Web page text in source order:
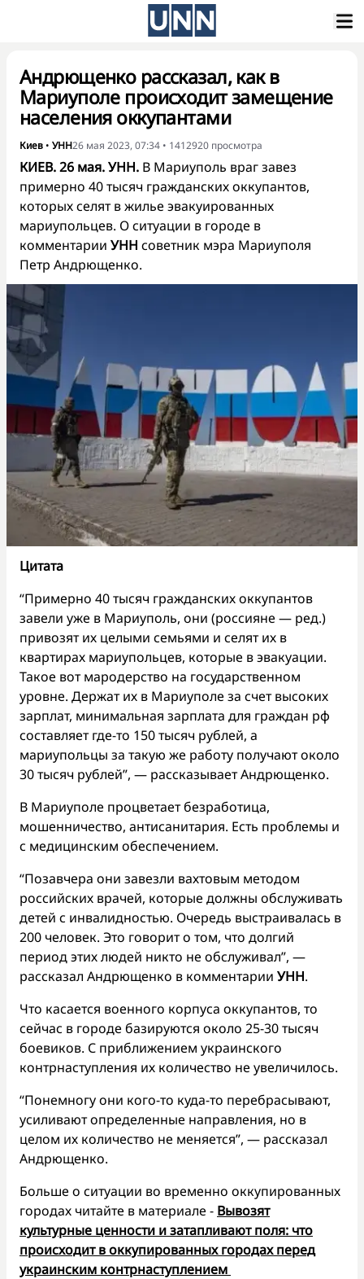
Андрющенко рассказал, как в
Мариуполе происходит замещение
населения оккупантами
Киев • УНН26 мая 2023, 07:34 • 1412920 просмотра
КИЕВ. 26 мая. УНН. В Мариуполь враг завез
примерно 40 тысяч гражданских оккупантов,
которых селят в жилье эвакуированных
мариупольцев. О ситуации в городе в
комментарии УНН советник мэра Мариуполя
Петр Андрющенко.
Цитата
“Примерно 40 тысяч гражданских оккупантов
завели уже в Мариуполь, они (россияне — ред.)
привозят их целыми семьями и селят их в
квартирах мариупольцев, которые в эвакуации.
Такое вот мародерство на государственном
уровне. Держат их в Мариуполе за счет высоких
зарплат, минимальная зарплата для граждан рф
составляет где-то 150 тысяч рублей, а
мариупольцы за такую же работу получают около
30 тысяч рублей”, — рассказывает Андрющенко.
В Мариуполе процветает безработица,
мошенничество, антисанитария. Есть проблемы и
с медицинским обеспечением.
“Позавчера они завезли вахтовым методом
российских врачей, которые должны обслуживать
детей с инвалидностью. Очередь выстраивалась в
200 человек. Это говорит о том, что долгий
период этих людей никто не обслуживал”, —
рассказал Андрющенко в комментарии УНН.
Что касается военного корпуса оккупантов, то
сейчас в городе базируются около 25-30 тысяч
боевиков. С приближением украинского
контрнаступления их количество не увеличилось.
“Понемногу они кого-то куда-то перебрасывают,
усиливают определенные направления, но в
целом их количество не меняется”, — рассказал
Андрющенко.
Больше о ситуации во временно оккупированных
городах читайте в материале - Вывозят
культурные ценности и затапливают поля: что
происходит в оккупированных городах перед
украинским контрнаступлением